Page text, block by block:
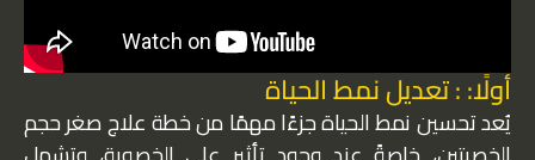
أولًا: : تعديل نمط الحياة
يُعد تحسين نمط الحياة جزءًا مهمًا من خطة علاج صغر حجم